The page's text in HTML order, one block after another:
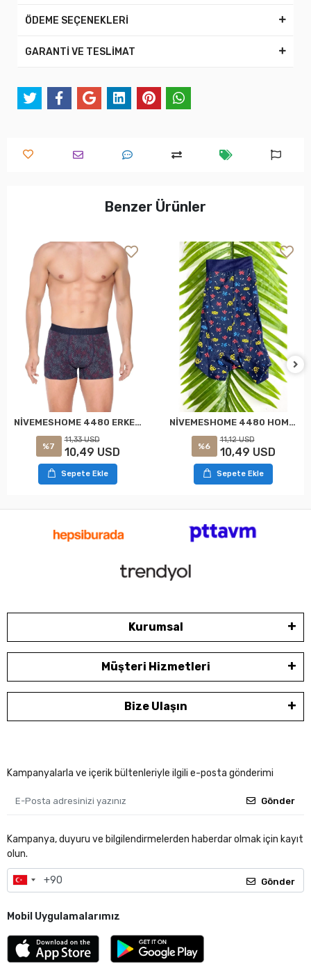
ÖDEME SEÇENEKLERİ
GARANTİ VE TESLİMAT
Benzer Ürünler
NİVEMESHOME 4480 ERKEK LYCRALI COTTON BOXER AZUL ROJO ESTAMPADO XL CLARO
%7
11,33 USD
10,49 USD
Sepete Ekle
NİVEMESHOME 4480 HOMBRE LYCRA ALGODÓN BOXER AZUL MARINO ESTAMPADO PACKMAN XL CLARO
%6
11,12 USD
10,49 USD
Sepete Ekle
Kurumsal
Müşteri Hizmetleri
Bize Ulaşın
Kampanyalarla ve içerik bültenleriyle ilgili e-posta gönderimi
Gönder
Kampanya, duyuru ve bilgilendirmelerden haberdar olmak için kayıt
olun.
Gönder
Mobil Uygulamalarımız